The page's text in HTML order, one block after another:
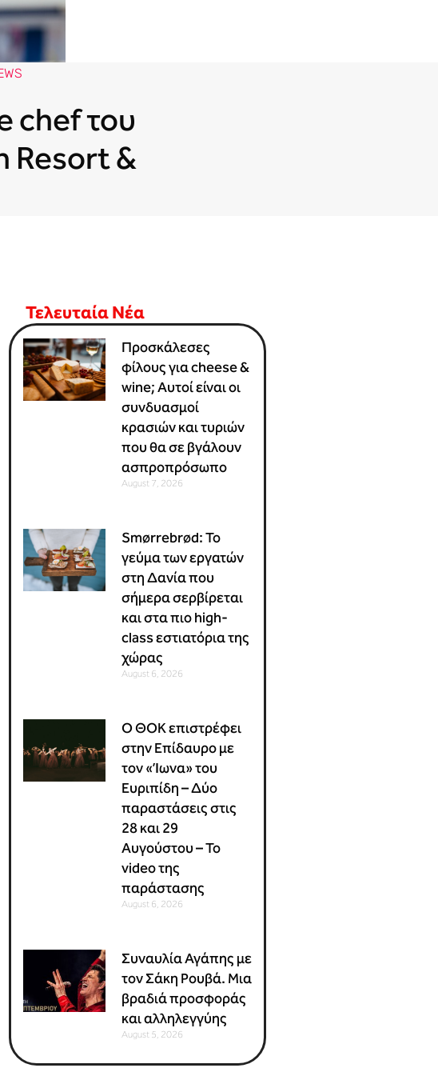
chef του
Resort &
Τελευταία Νέα
Προσκάλεσες
φίλους για cheese &
wine; Αυτοί είναι οι
συνδυασμοί
κρασιών και τυριών
που θα σε βγάλουν
ασπροπρόσωπο
August 7, 2026
Smørrebrød: Το
γεύμα των εργατών
στη Δανία που
σήμερα σερβίρεται
και στα πιο high-
class εστιατόρια της
χώρας
August 6, 2026
Ο ΘΟΚ επιστρέφει
στην Επίδαυρο με
τον «Ίωνα» του
Ευριπίδη – Δύο
παραστάσεις στις
28 και 29
Αυγούστου – Το
video της
παράστασης
August 6, 2026
Συναυλία Αγάπης με
τον Σάκη Ρουβά. Μια
βραδιά προσφοράς
και αλληλεγγύης
August 5, 2026